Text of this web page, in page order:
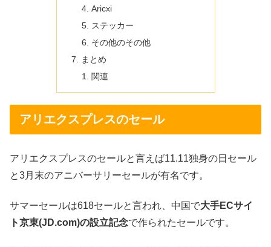
Aricxi
ステッカー
その他のその他
まとめ
関連
アリエクスプレスのセール
アリエクスプレスのセールと言えば11.11独身の日セール
と3月末のアニバーサリーセールが有名です。
サマーセールは618セールと言われ、中国で大手ECサイ
ト京東(JD.com)の設立記念で作られたセールです。